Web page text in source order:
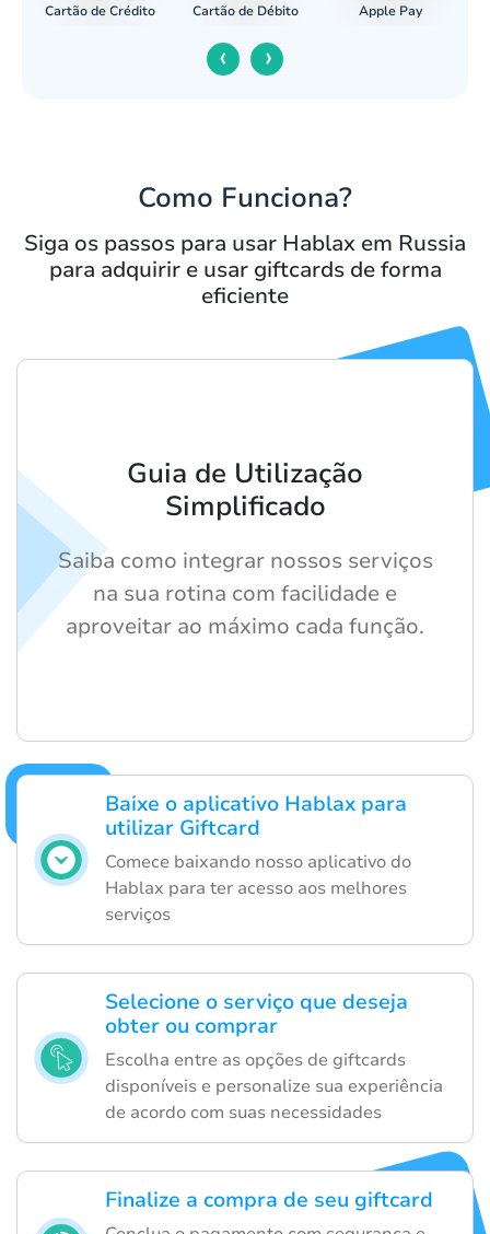
Cartão de Crédito Cartão de Débito Apple Pay
‹ ›
Como Funciona?
Siga os passos para usar Hablax em Russia
para adquirir e usar giftcards de forma
eficiente
Baixe o aplicativo Hablax para
utilizar Giftcard
Comece baixando nosso aplicativo do
Hablax para ter acesso aos melhores
serviços
Selecione o serviço que deseja
obter ou comprar
Escolha entre as opções de giftcards
disponíveis e personalize sua experiência
de acordo com suas necessidades
Finalize a compra de seu giftcard
Guia de Utilização
Simplificado
Saiba como integrar nossos serviços
na sua rotina com facilidade e
aproveitar ao máximo cada função.